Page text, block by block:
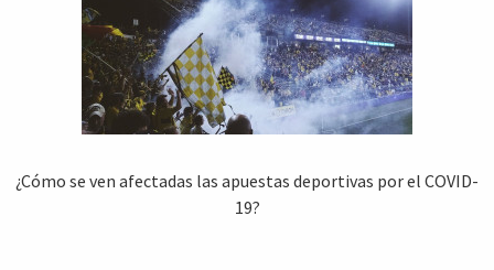
¿Cómo se ven afectadas las apuestas deportivas por el COVID-
19?